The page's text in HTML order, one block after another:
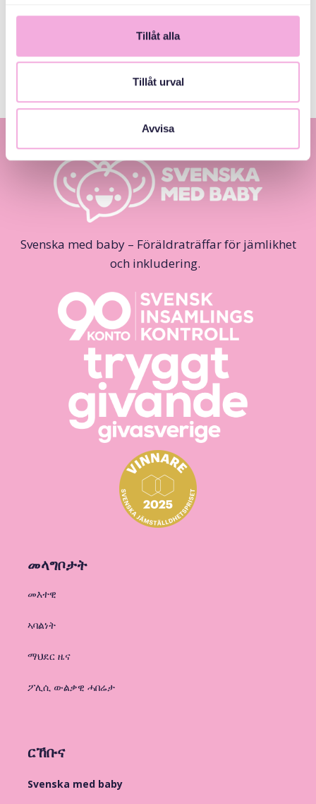
Tillåt alla
Tillåt urval
Avvisa
Svenska med baby – Föräldraträffar för jämlikhet
och inkludering.
መላግቦታት
መእተዊ
ኣባልነት
ማህደር ዜና
ፖሊሲ ውልቃዊ ሓበሬታ
ርኸቡና
Svenska med baby